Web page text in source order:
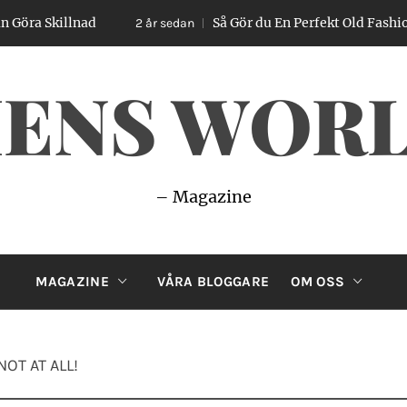
2 år sedan Så Gör du En Perfekt Old Fashioned –
– Magazine
MAGAZINE VÅRA BLOGGARE OM OSS
AT ALL!